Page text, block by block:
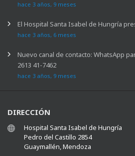
hace 3 años, 9 meses
El Hospital Santa Isabel de Hungría
hace 3 años, 6 meses
Nuevo canal de contacto: WhatsApp
2613 41-7462
hace 3 años, 9 meses
DIRECCIÓN
Hospital Santa Isabel de Hungría
Pedro del Castillo 2854
Guaymallén, Mendoza